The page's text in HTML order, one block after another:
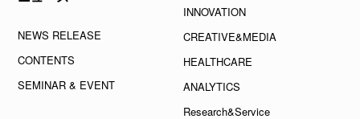
NEWS RELEASE
CONTENTS
SEMINAR & EVENT
INNOVATION
CREATIVE&MEDIA
HEALTHCARE
ANALYTICS
Research&Service